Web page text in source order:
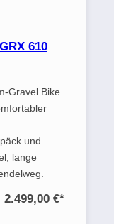
610
Gravel Bike
und
lange
2.499,00 €*